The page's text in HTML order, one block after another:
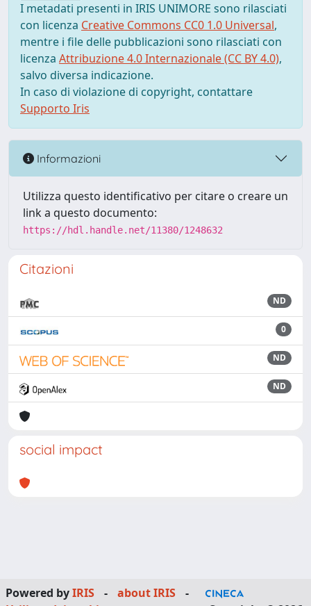
I metadati presenti in IRIS UNIMORE sono rilasciati
con licenza Creative Commons CC0 1.0 Universal,
mentre i file delle pubblicazioni sono rilasciati con
licenza Attribuzione 4.0 Internazionale (CC BY 4.0),
salvo diversa indicazione.
In caso di violazione di copyright, contattare
Supporto Iris
Informazioni
Utilizza questo identificativo per citare o creare un
link a questo documento:
https://hdl.handle.net/11380/1248632
Citazioni
ND
0
ND
ND
social impact
Powered byIRIS - about IRIS
-